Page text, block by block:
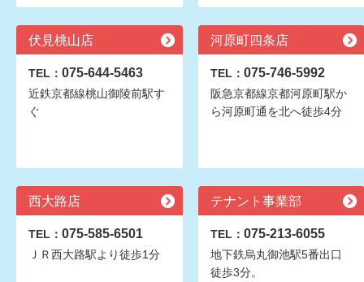
伏見桃山店
TEL： 075-644-5463
近鉄京都線桃山御陵前駅す
ぐ
河原町四条店
TEL： 075-746-5992
阪急京都線京都河原町駅か
ら河原町通を北へ徒歩4分
西大路店
TEL： 075-585-6501
ＪＲ西大路駅より徒歩1分
テナント事業部
TEL： 075-213-6055
地下鉄烏丸御池駅5番出口
徒歩3分。